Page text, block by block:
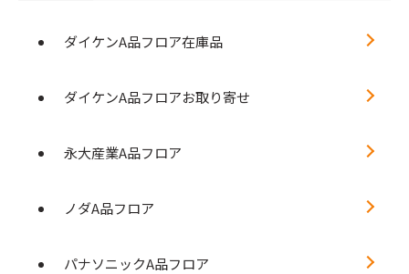
ダイケンA品フロア在庫品
ダイケンA品フロアお取り寄せ
永大産業A品フロア
ノダA品フロア
パナソニックA品フロア